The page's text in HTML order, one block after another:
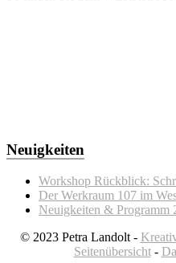
Neuigkeiten
Workshop Rückblick:
Der Werkraum 107 im
Neuigkeiten & Programm
© 2023 Petra Landolt -
Seitenübersicht-